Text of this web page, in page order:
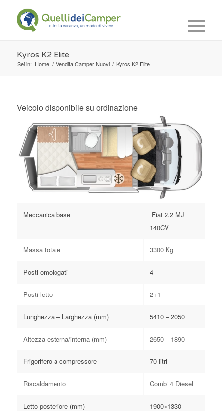
Kyros K2 Elite
Sei in: Home / Vendita Camper Nuovi / Kyros K2 Elite
Veicolo disponibile su ordinazione
Meccanica base
Fiat 2.2 MJ
140CV
Massa totale 3300 Kg
Posti omologati 4
Posti letto 2+1
Lunghezza – Larghezza (mm) 5410 – 2050
Altezza esterna/interna (mm) 2650 – 1890
Frigorifero a compressore 70 litri
Riscaldamento Combi 4 Diesel
Letto posteriore (mm) 1900×1330